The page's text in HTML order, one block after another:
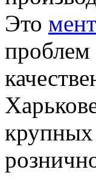
Это
проблем
крупных